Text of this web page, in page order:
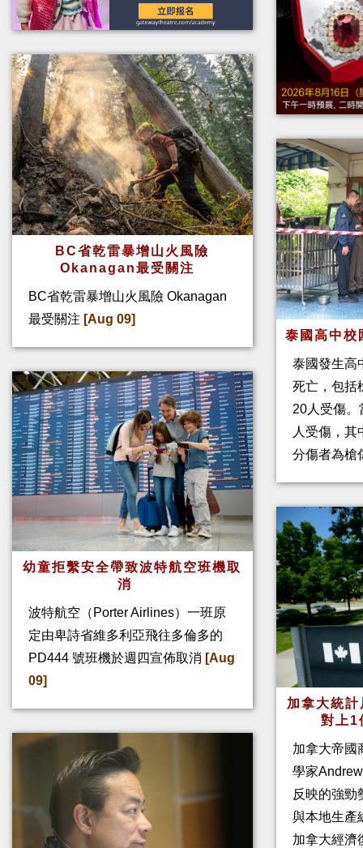
BC省乾雷暴增山火風險
Okanagan最受關注
BC省乾雷暴增山火風險 Okanagan
最受關注 [Aug 09]
幼童拒繫安全帶致波特航空班機取
消
波特航空（Porter Airlines）一班原
定由卑詩省維多利亞飛往多倫多的
PD444 號班機於週四宣佈取消 [Aug
09]
泰國高中
泰國發生高
死亡，包括
20人受傷
人受傷，其
分傷者為槍
加拿大統
對上
加拿大帝國
學家
反映的強勁
與本地生產
加拿大經濟